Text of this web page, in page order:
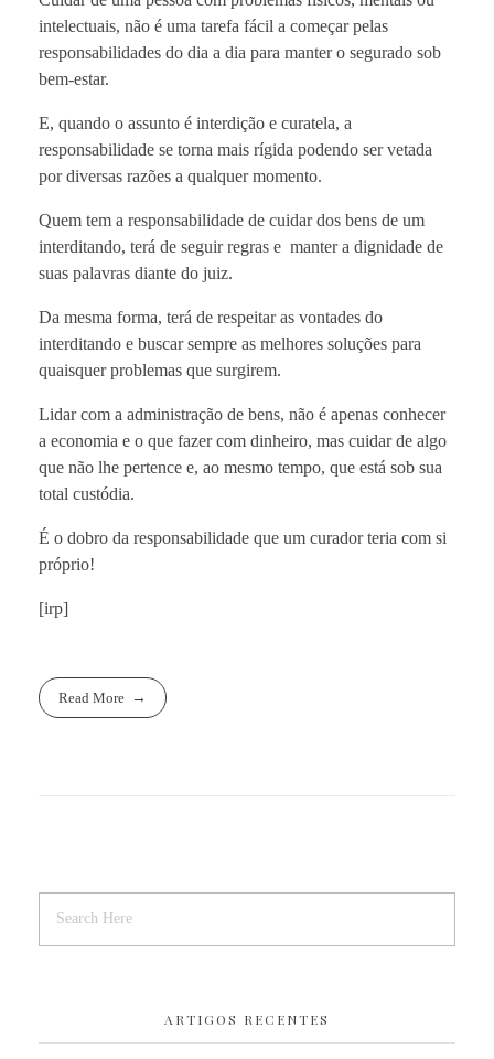
intelectuais, não é uma tarefa fácil a começar pelas
responsabilidades do dia a dia para manter o segurado sob
bem-estar.
E, quando o assunto é interdição e curatela, a
responsabilidade se torna mais rígida podendo ser vetada
por diversas razões a qualquer momento.
Quem tem a responsabilidade de cuidar dos bens de um
interditando, terá de seguir regras e manter a dignidade de
suas palavras diante do juiz.
Da mesma forma, terá de respeitar as vontades do
interditando e buscar sempre as melhores soluções para
quaisquer problemas que surgirem.
Lidar com a administração de bens, não é apenas conhecer
a economia e o que fazer com dinheiro, mas cuidar de algo
que não lhe pertence e, ao mesmo tempo, que está sob sua
total custódia.
É o dobro da responsabilidade que um curador teria com si
próprio!
[irp]
Read More
ARTIGOS RECENTES